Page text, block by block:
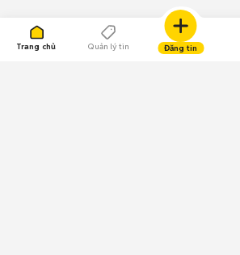
Trang chủ Quản lý tin Đăng tin